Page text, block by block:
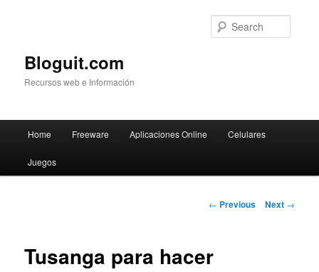
Bloguit.com
Recursos web e Información
Skip
to
Home Freeware Aplicaciones Online Celulares
Juegos
Post
← Previous Next →
Tusanga para hacer